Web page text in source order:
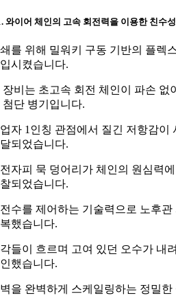
와이어 체인의 고속 회전력을 이용한 친수
를 위해 밀워키 구동 기반의 플렉
시켰습니다.
장비는 초고속 회전 체인이 파손 없
첨단 병기입니다.
자 1인칭 관점에서 질긴 저항감이
되었습니다.
자피 묵 덩어리가 체인의 원심력
되었습니다.
수를 제어하는 기술력으로 노후
했습니다.
들이 흐르며 고여 있던 오수가 내
했습니다.
을 완벽하게 스케일링하는 정밀한